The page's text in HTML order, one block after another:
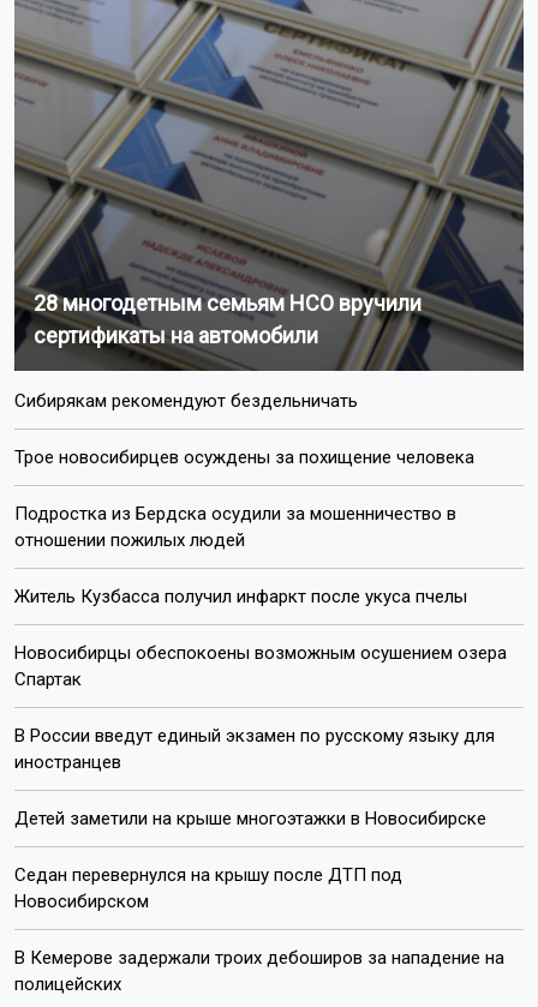
28 многодетным семьям НСО вручили
сертификаты на автомобили
Сибирякам рекомендуют бездельничать
Трое новосибирцев осуждены за похищение человека
Подростка из Бердска осудили за мошенничество в
отношении пожилых людей
Житель Кузбасса получил инфаркт после укуса пчелы
Новосибирцы обеспокоены возможным осушением озера
Спартак
В России введут единый экзамен по русскому языку для
иностранцев
Детей заметили на крыше многоэтажки в Новосибирске
Седан перевернулся на крышу после ДТП под
Новосибирском
В Кемерове задержали троих дебоширов за нападение на
полицейских